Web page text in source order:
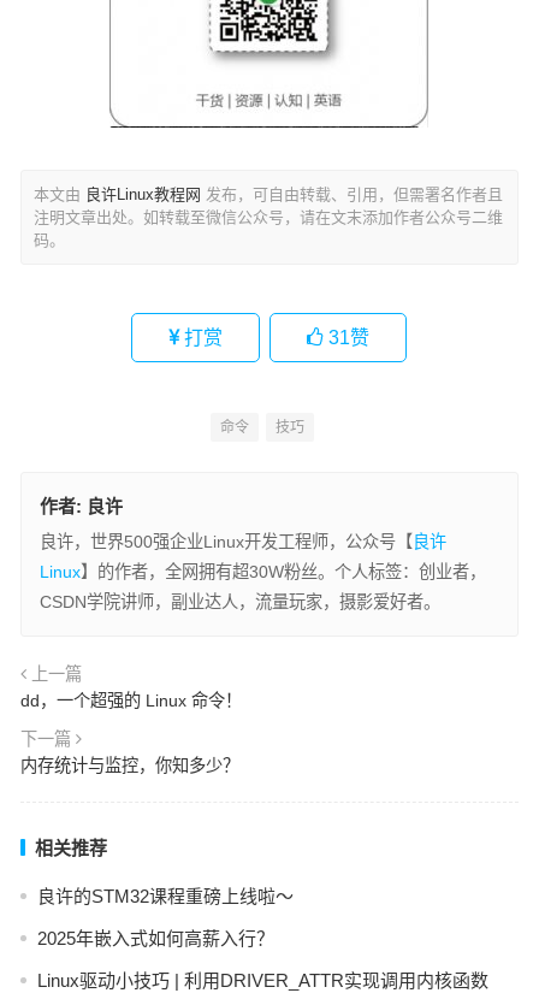
本文由 良许Linux教程网 发布，可自由转载、引用，但需署名作者且
注明文章出处。如转载至微信公众号，请在文末添加作者公众号二维
码。
打赏 31赞
命令 技巧
作者: 良许
良许，世界500强企业Linux开发工程师，公众号【 良许
Linux】的作者，全网拥有超30W粉丝。个人标签：创业者，
CSDN学院讲师，副业达人，流量玩家，摄影爱好者。
上一篇
dd，一个超强的 Linux 命令！
下一篇
内存统计与监控，你知多少？
相关推荐
良许的STM32课程重磅上线啦～
2025年嵌入式如何高薪入行？
Linux驱动小技巧 | 利用DRIVER_ATTR实现调用内核函数